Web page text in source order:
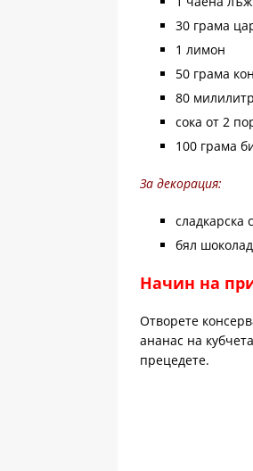
30 грама
1 лимон
50 грама
80
сока от 2
100 грама
За декорация:
сладкарска
бял шоколад
Начин на
Отворете
ананас на
прецедете.